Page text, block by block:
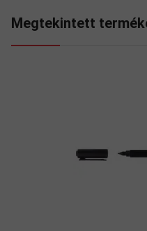
Megtekintett